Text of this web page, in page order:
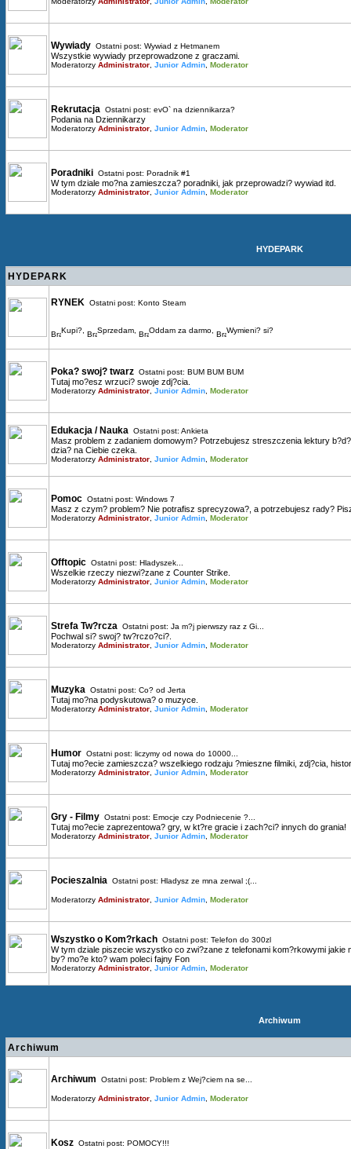
Wywiady Ostatni post: Wywiad z Hetmanem
Wszystkie wywiady przeprowadzone z graczami.
Moderatorzy Administrator Junior Admin Moderator
Rekrutacja Ostatni post: evO` na dziennikarza?
Podania na Dziennikarzy
Moderatorzy Administrator Junior Admin Moderator
Poradniki Ostatni post: Poradnik #1
W tym dziale mo?na zamieszcza? poradniki, jak przeprowadzi? wywiad itd.
Moderatorzy Administrator Junior Admin Moderator
HYDEPARK
HYDEPARK
RYNEK Ostatni post: Konto Steam
Kupi? Sprzedam Oddam za darmo Wymieni? si?
Poka? swoj? twarz Ostatni post: BUM BUM BUM
Tutaj mo?esz wrzuci? swoje zdj?cia.
Moderatorzy Administrator Junior Admin Moderator
Edukacja / Nauka Ostatni post: Ankieta
Masz problem z zadaniem domowym? Potrzebujesz streszczenia lektury
dzia? na Ciebie czeka.
Moderatorzy Administrator Junior Admin Moderator
Pomoc Ostatni post: Windows 7
Masz z czym? problem? Nie potrafisz sprecyzowa?, a potrzebujesz rady?
Moderatorzy Administrator Junior Admin Moderator
Offtopic Ostatni post: Hladyszek...
Wszelkie rzeczy niezwi?zane z Counter Strike.
Moderatorzy Administrator Junior Admin Moderator
Strefa Tw?rcza Ostatni post: Ja m?j pierwszy raz z Gi...
Pochwal si? swoj? tw?rczo?ci?.
Moderatorzy Administrator Junior Admin Moderator
Muzyka Ostatni post: Co? od Jerta
Tutaj mo?na podyskutowa? o muzyce.
Moderatorzy Administrator Junior Admin Moderator
Humor Ostatni post: liczymy od nowa do 10000...
Tutaj mo?ecie zamieszcza? wszelkiego rodzaju ?mieszne filmiki, zdj?cia,
Moderatorzy Administrator Junior Admin Moderator
Gry - Filmy Ostatni post: Emocje czy Podniecenie ?...
Tutaj mo?ecie zaprezentowa? gry, w kt?re gracie i zach?ci? innych do grania!
Moderatorzy Administrator Junior Admin Moderator
Pocieszalnia Ostatni post: Hladysz ze mna zerwal ;(...
Moderatorzy Administrator Junior Admin Moderator
Wszystko o Kom?rkach Ostatni post: Telefon do 300zl
W tym dziale piszecie wszystko co zwi?zane z telefonami kom?rkowymi jakie
by? mo?e kto? wam poleci fajny Fon
Moderatorzy Administrator Junior Admin Moderator
Archiwum
Archiwum
Archiwum Ostatni post: Problem z Wej?ciem na se...
Moderatorzy Administrator Junior Admin Moderator
Kosz Ostatni post: POMOCY!!!